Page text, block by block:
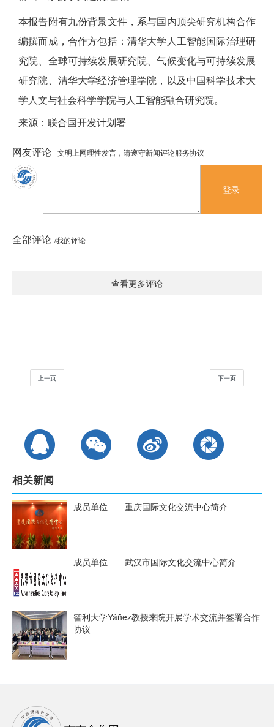
本报告附有九份背景文件，系与国内顶尖研究机构合作
编撰而成，合作方包括：清华大学人工智能国际治理研
究院、全球可持续发展研究院、气候变化与可持续发展
研究院、清华大学经济管理学院，以及中国科学技术大
学人文与社会科学学院与人工智能融合研究院。
来源：联合国开发计划署
网友评论 文明上网理性发言，请遵守新闻评论服务协议
登录
全部评论 /我的评论
查看更多评论
上一页 下一页
相关新闻
成员单位——重庆国际文化交流中心简介
成员单位——武汉市国际文化交流中心简介
智利大学Yáñez教授来院开展学术交流并签署合作
协议